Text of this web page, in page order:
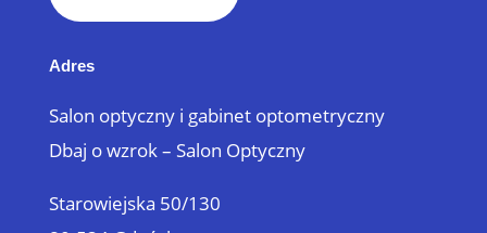
Adres
Salon optyczny i gabinet optometryczny
Dbaj o wzrok – Salon Optyczny
Starowiejska 50/130